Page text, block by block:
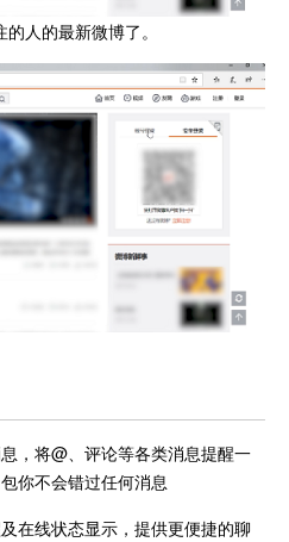
人的最新微博了。
将@、评论等各类消息提醒一
你不会错过任何消息
线状态显示，提供更便捷的聊